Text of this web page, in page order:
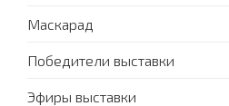
Маскарад
Победители выставки
Эфиры выставки